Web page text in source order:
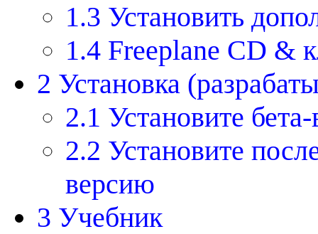
1.3 Установить
1.4 Freeplane CD &
2 Установка
2.1 Установите
2.2 Установите
версию
3 Учебник